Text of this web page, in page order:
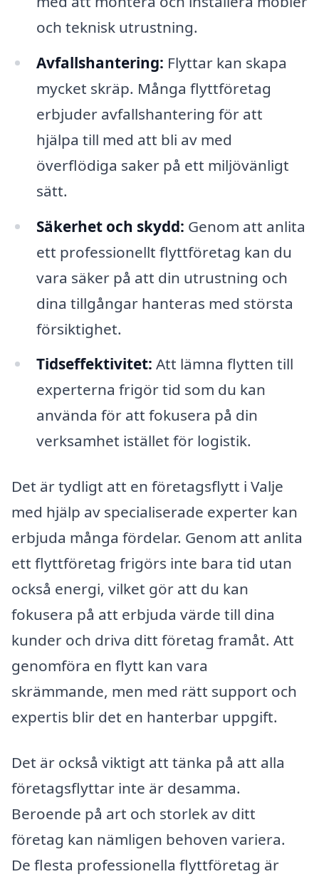
och teknisk utrustning.
Avfallshantering: Flyttar kan skapa
mycket skräp. Många flyttföretag
erbjuder avfallshantering för att
hjälpa till med att bli av med
överflödiga saker på ett miljövänligt
sätt.
Säkerhet och skydd: Genom att anlita
ett professionellt flyttföretag kan du
vara säker på att din utrustning och
dina tillgångar hanteras med största
försiktighet.
Tidseffektivitet: Att lämna flytten till
experterna frigör tid som du kan
använda för att fokusera på din
verksamhet istället för logistik.
Det är tydligt att en företagsflytt i Valje
med hjälp av specialiserade experter kan
erbjuda många fördelar. Genom att anlita
ett flyttföretag frigörs inte bara tid utan
också energi, vilket gör att du kan
fokusera på att erbjuda värde till dina
kunder och driva ditt företag framåt. Att
genomföra en flytt kan vara
skrämmande, men med rätt support och
expertis blir det en hanterbar uppgift.
Det är också viktigt att tänka på att alla
företagsflyttar inte är desamma.
Beroende på art och storlek av ditt
företag kan nämligen behoven variera.
De flesta professionella flyttföretag är